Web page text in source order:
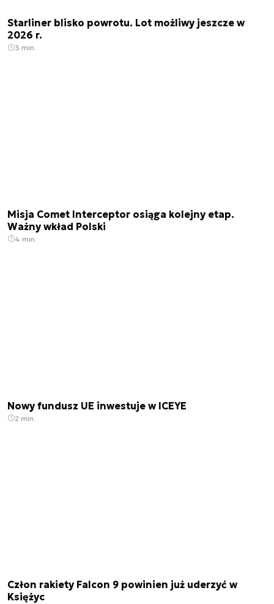
Starliner blisko powrotu. Lot możliwy jeszcze w
2026 r.
3 min.
Misja Comet Interceptor osiąga kolejny etap.
Ważny wkład Polski
4 min.
Nowy fundusz UE inwestuje w ICEYE
2 min.
Człon rakiety Falcon 9 powinien już uderzyć w
Księżyc